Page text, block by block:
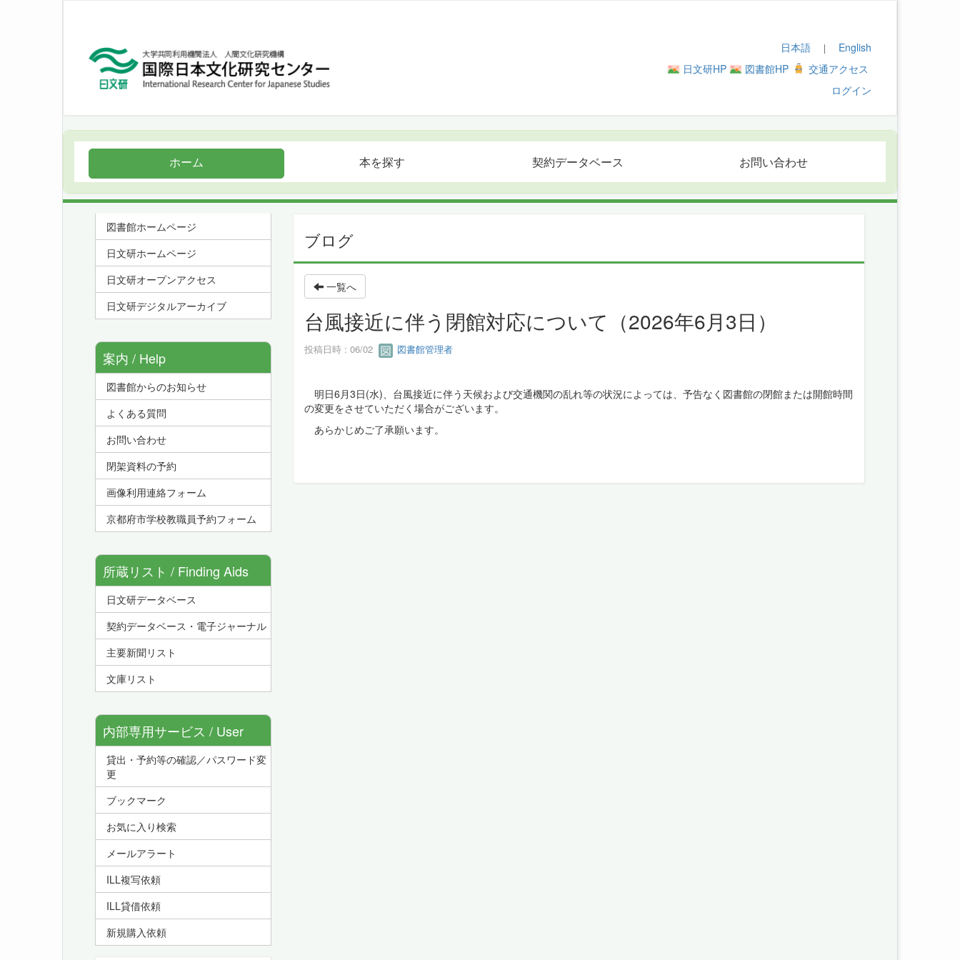
日本語｜ English
日文研HP
図書館HP
交通アクセス
ログイン
ホーム 本を探す 契約データベース お問い合わせ
ブログ
一覧へ
台風接近に伴う閉館対応について（2026年6月3日）
投稿日時 : 06/02 図書館管理者
明日6月3日(水)、台風接近に伴う天候および交通機関の乱れ等の状況によっては、予告なく図書館の閉館または開館時間
の変更をさせていただく場合がございます。
あらかじめご了承願います。
図書館ホームページ
日文研ホームページ
日文研オープンアクセス
日文研デジタルアーカイブ
案内 / Help
図書館からのお知らせ
よくある質問
お問い合わせ
閉架資料の予約
画像利用連絡フォーム
京都府市学校教職員予約フォーム
所蔵リスト / Finding Aids
日文研データベース
契約データベース・電子ジャーナル
主要新聞リスト
文庫リスト
内部専用サービス / User
Service
貸出・予約等の確認／パスワード変
更
ブックマーク
お気に入り検索
メールアラート
ILL複写依頼
ILL貸借依頼
新規購入依頼